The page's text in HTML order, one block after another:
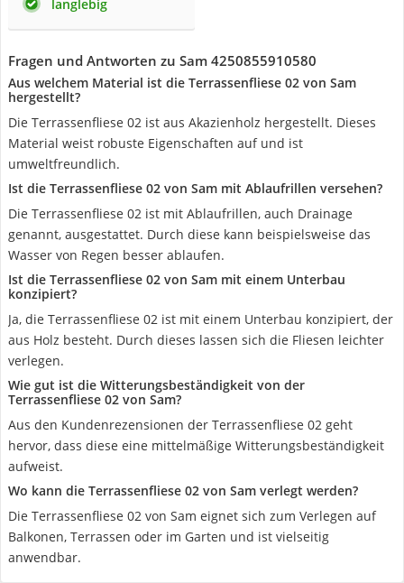
langlebig
Fragen und Antworten zu Sam 4250855910580
Aus welchem Material ist die Terrassenfliese 02 von Sam
hergestellt?
Die Terrassenfliese 02 ist aus Akazienholz hergestellt. Dieses
Material weist robuste Eigenschaften auf und ist
umweltfreundlich.
Ist die Terrassenfliese 02 von Sam mit Ablaufrillen versehen?
Die Terrassenfliese 02 ist mit Ablaufrillen, auch Drainage
genannt, ausgestattet. Durch diese kann beispielsweise das
Wasser von Regen besser ablaufen.
Ist die Terrassenfliese 02 von Sam mit einem Unterbau
konzipiert?
Ja, die Terrassenfliese 02 ist mit einem Unterbau konzipiert, der
aus Holz besteht. Durch dieses lassen sich die Fliesen leichter
verlegen.
Wie gut ist die Witterungsbeständigkeit von der
Terrassenfliese 02 von Sam?
Aus den Kundenrezensionen der Terrassenfliese 02 geht
hervor, dass diese eine mittelmäßige Witterungsbeständigkeit
aufweist.
Wo kann die Terrassenfliese 02 von Sam verlegt werden?
Die Terrassenfliese 02 von Sam eignet sich zum Verlegen auf
Balkonen, Terrassen oder im Garten und ist vielseitig
anwendbar.